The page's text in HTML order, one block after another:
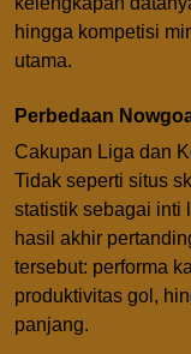
hingga kompetisi
utama.
Perbedaan
Cakupan Liga dan
Tidak seperti situs
statistik sebagai inti
hasil akhir
tersebut: performa
produktivitas gol,
panjang.